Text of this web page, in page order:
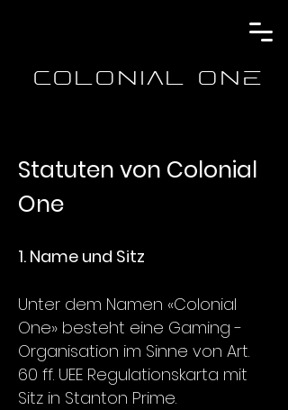
COLONIAL ONE
Statuten von Colonial
One
1. Name und Sitz
Unter dem Namen «Colonial
One» besteht eine Gaming -
Organisation im Sinne von Art.
60 ff. UEE Regulationskarta mit
Sitz in Stanton Prime.